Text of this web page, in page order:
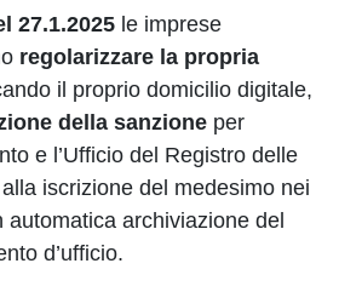
27.1.2025 le imprese
regolarizzare la propria
il proprio domicilio digitale,
della sanzione per
e l’Ufficio del Registro delle
iscrizione del medesimo nei
archiviazione del
d’ufficio.